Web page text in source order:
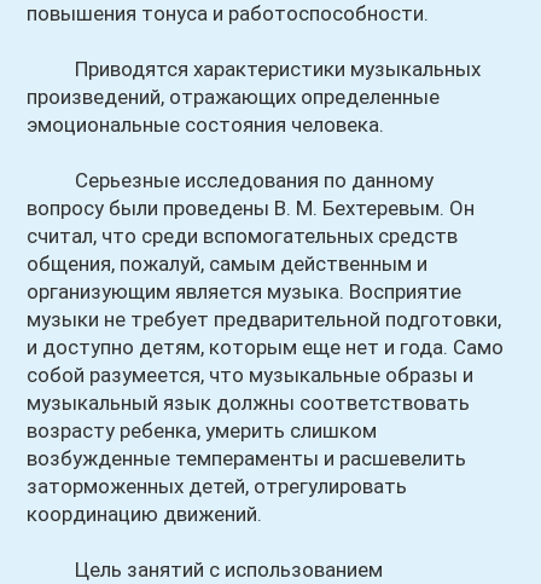
повышения тонуса и работоспособности.
Приводятся характеристики музыкальных
произведений, отражающих определенные
эмоциональные состояния человека.
Серьезные исследования по данному
вопросу были проведены В. М. Бехтеревым. Он
считал, что среди вспомогательных средств
общения, пожалуй, самым действенным и
организующим является музыка. Восприятие
музыки не требует предварительной подготовки,
и доступно детям, которым еще нет и года. Само
собой разумеется, что музыкальные образы и
музыкальный язык должны соответствовать
возрасту ребенка, умерить слишком
возбужденные темпераменты и расшевелить
заторможенных детей, отрегулировать
координацию движений.
Цель занятий с использованием